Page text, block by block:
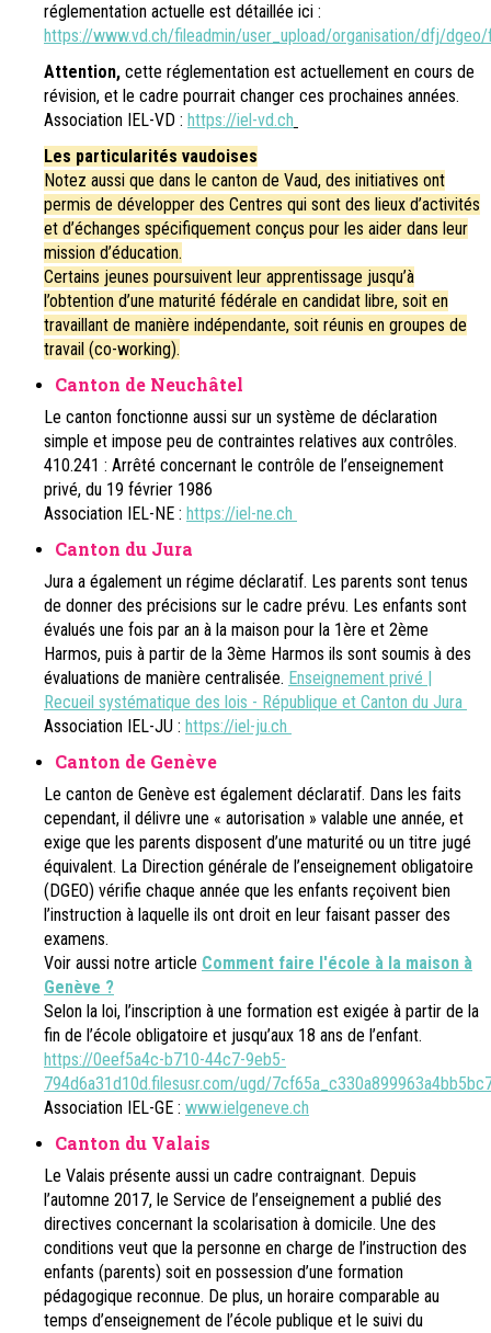
réglementation actuelle est détaillée ici :
https://www.vd.ch/fileadmin/user_upload/organisation/dfj/
Attention, cette réglementation est actuellement en cours de
révision, et le cadre pourrait changer ces prochaines années.
Association IEL-VD : https://iel-vd.ch
Les particularités vaudoises
Notez aussi que dans le canton de Vaud, des initiatives ont
permis de développer des Centres qui sont des lieux d’activités
et d’échanges spécifiquement conçus pour les aider dans leur
mission d’éducation.
Certains jeunes poursuivent leur apprentissage jusqu’à
l’obtention d’une maturité fédérale en candidat libre, soit en
travaillant de manière indépendante, soit réunis en groupes de
travail (co-working).
Canton de Neuchâtel
Le canton fonctionne aussi sur un système de déclaration
simple et impose peu de contraintes relatives aux contrôles.
410.241 : Arrêté concernant le contrôle de l’enseignement
privé, du 19 février 1986
Association IEL-NE : https://iel-ne.ch
Canton du Jura
Jura a également un régime déclaratif. Les parents sont tenus
de donner des précisions sur le cadre prévu. Les enfants sont
évalués une fois par an à la maison pour la 1ère et 2ème
Harmos, puis à partir de la 3ème Harmos ils sont soumis à des
évaluations de manière centralisée. Enseignement privé |
Recueil systématique des lois - République et Canton du Jura
Association IEL-JU : https://iel-ju.ch
Canton de Genève
Le canton de Genève est également déclaratif. Dans les faits
cependant, il délivre une « autorisation » valable une année, et
exige que les parents disposent d’une maturité ou un titre jugé
équivalent. La Direction générale de l’enseignement obligatoire
(DGEO) vérifie chaque année que les enfants reçoivent bien
l’instruction à laquelle ils ont droit en leur faisant passer des
examens.
Voir aussi notre article Comment faire l'école à la maison à
Genève ?
Selon la loi, l’inscription à une formation est exigée à partir de la
fin de l’école obligatoire et jusqu’aux 18 ans de l’enfant.
https://0eef5a4c-b710-44c7-9eb5-
794d6a31d10d.filesusr.com/ugd/
Association IEL-GE : www.ielgeneve.ch
Canton du Valais
Le Valais présente aussi un cadre contraignant. Depuis
l’automne 2017, le Service de l’enseignement a publié des
directives concernant la scolarisation à domicile. Une des
conditions veut que la personne en charge de l’instruction des
enfants (parents) soit en possession d’une formation
pédagogique reconnue. De plus, un horaire comparable au
temps d’enseignement de l’école publique et le suivi du